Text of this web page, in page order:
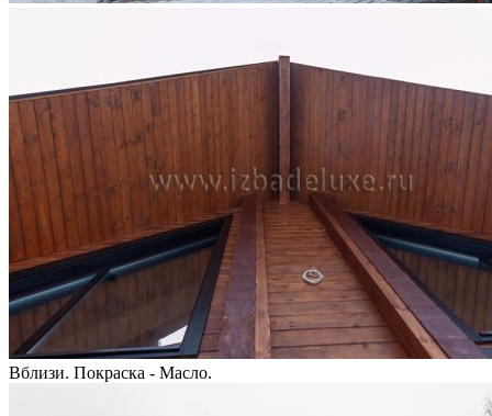
Вблизи. Покраска - Масло.